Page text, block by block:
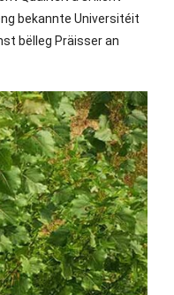
bekannte Universitéit
bëlleg Präisser an